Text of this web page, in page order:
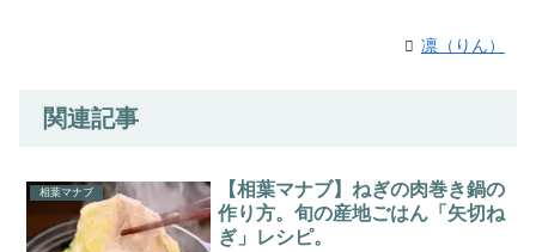
凛（りん）
関連記事
相葉マナブ
【相葉マナブ】ねぎの肉巻き鍋の
作り方。旬の産地ごはん「矢切ね
ぎ」レシピ。